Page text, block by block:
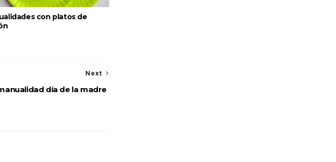
con platos de
Next
día de la madre